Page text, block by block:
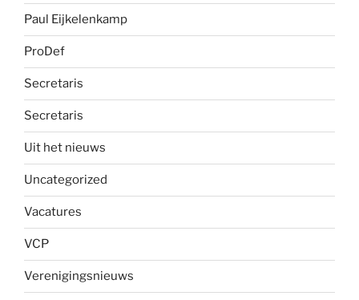
Paul Eijkelenkamp
ProDef
Secretaris
Secretaris
Uit het nieuws
Uncategorized
Vacatures
VCP
Verenigingsnieuws